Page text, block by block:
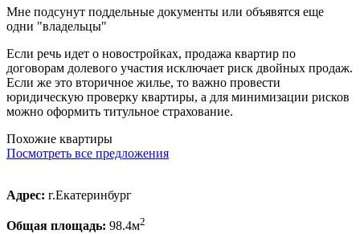
Мне подсунут поддельные документы или объявятся еще
одни "владельцы"
Если речь идет о новостройках, продажа квартир по
договорам долевого участия исключает риск двойных продаж.
Если же это вторичное жилье, то важно провести
юридическую проверку квартиры, а для минимизации рисков
можно оформить титульное страхование.
Похожие квартиры
Посмотреть все предложения
Адрес: г.Екатеринбург
Общая площадь: 98.4м2